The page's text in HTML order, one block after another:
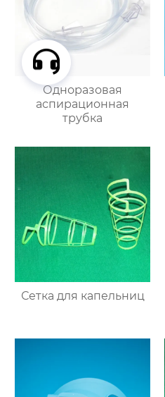
Одноразовая
аспирационная
трубка
Сетка для капельниц